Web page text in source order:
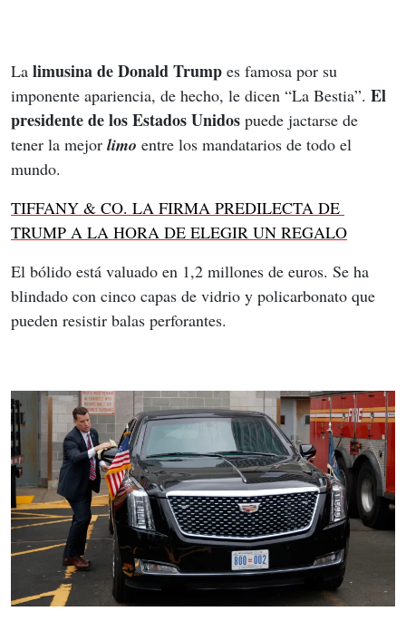
La limusina de Donald Trump es famosa por su
imponente apariencia, de hecho, le dicen “La Bestia”. El
presidente de los Estados Unidos puede jactarse de
tener la mejor limo entre los mandatarios de todo el
mundo.
TIFFANY & CO. LA FIRMA PREDILECTA DE
TRUMP A LA HORA DE ELEGIR UN REGALO
El bólido está valuado en 1,2 millones de euros. Se ha
blindado con cinco capas de vidrio y policarbonato que
pueden resistir balas perforantes.